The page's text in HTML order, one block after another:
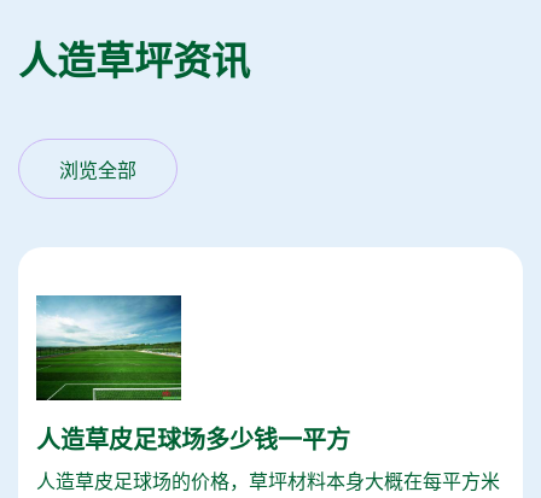
人造草坪资讯
浏览全部
人造草皮足球场多少钱一平方
人造草皮足球场的价格，草坪材料本身大概在每平方米